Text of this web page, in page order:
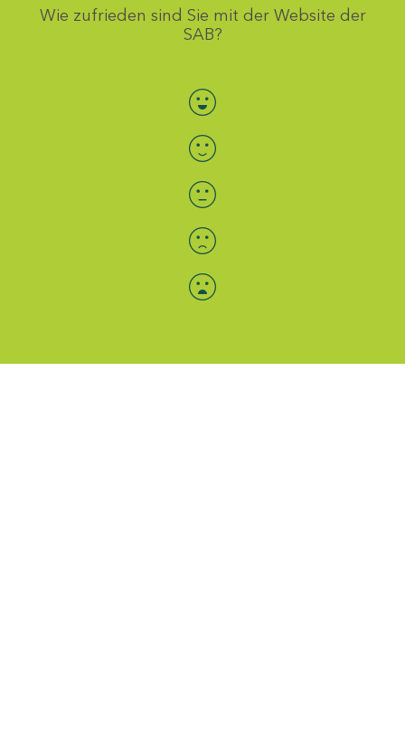
Wie zufrieden sind Sie mit der Website der
SAB?
Bewertung auswählen